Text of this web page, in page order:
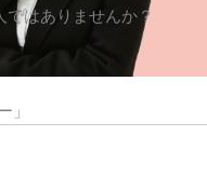
はありませんか？
」